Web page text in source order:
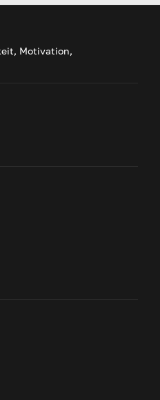
dabei seine
Motivation,